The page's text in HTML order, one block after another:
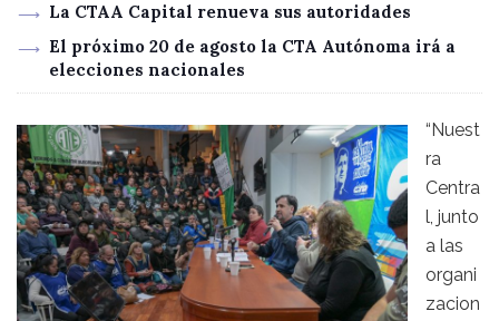
La CTAA Capital renueva sus autoridades
El próximo 20 de agosto la CTA Autónoma irá a
elecciones nacionales
“Nuest
ra
Centra
l, junto
a las
organi
zacion